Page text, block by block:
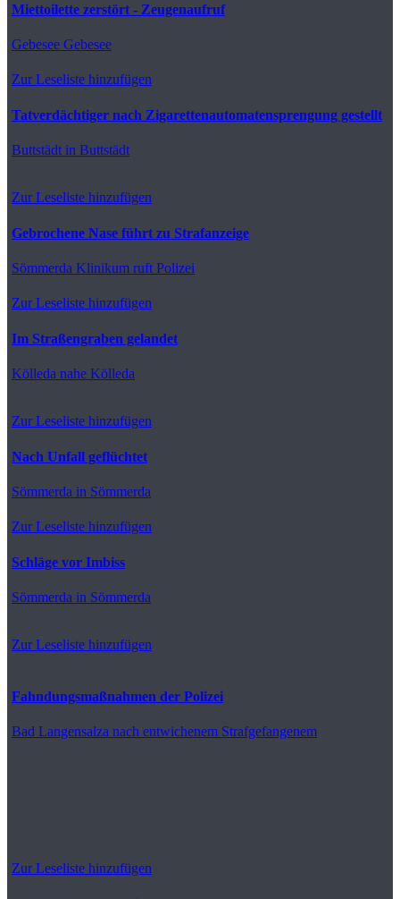
Miettoilette zerstört - Zeugenaufruf
Gebesee Gebesee
Zur Leseliste hinzufügen
Tatverdächtiger nach Zigarettenautomatensprengung gestellt
Buttstädt in Buttstädt
Zur Leseliste hinzufügen
Gebrochene Nase führt zu Strafanzeige
Sömmerda Klinikum ruft Polizei
Zur Leseliste hinzufügen
Im Straßengraben gelandet
Kölleda nahe Kölleda
Zur Leseliste hinzufügen
Nach Unfall geflüchtet
Sömmerda in Sömmerda
Zur Leseliste hinzufügen
Schläge vor Imbiss
Sömmerda in Sömmerda
Zur Leseliste hinzufügen
Fahndungsmaßnahmen der Polizei
Bad Langensalza nach entwichenem Strafgefangenem
Zur Leseliste hinzufügen